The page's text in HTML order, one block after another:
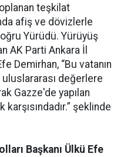
teşkilat
afiş ve dövizlerle
Yürüdü. Yürüyüş
AK Parti Ankara İl
Demirhan, “Bu vatanın
değerlere
Gazze'de yapılan
şeklinde
Başkanı Ülkü Efe